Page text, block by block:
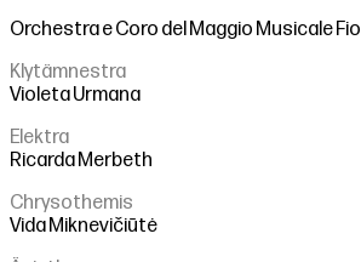
Orchestra e Coro del Maggio Musicale
Klytämnestra
Violeta Urmana
Elektra
Ricarda Merbeth
Chrysothemis
Vida Miknevičiūtė